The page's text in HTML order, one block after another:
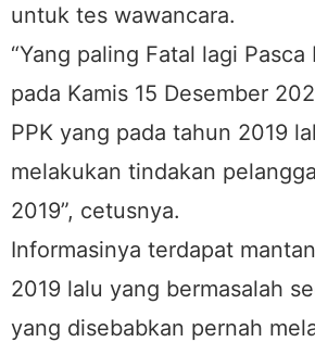
untuk tes wawancara.
“Yang paling Fatal lagi Pasca
pada Kamis 15 Desember
PPK yang pada tahun 2019
melakukan tindakan
2019”, cetusnya.
Informasinya terdapat
2019 lalu yang bermasalah
yang disebabkan pernah